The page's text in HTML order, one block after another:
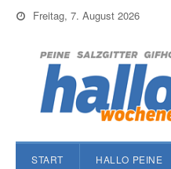
Freitag, 7. August 2026
START HALLO PEINE